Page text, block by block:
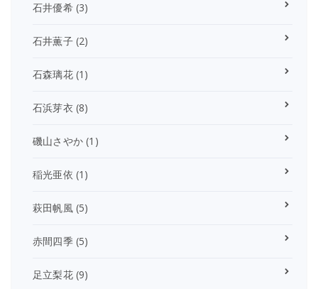
石井優希(3)
石井薫子(2)
石森璃花(1)
石浜芽衣 (8)
磯山さやか (1)
稲光亜依 (1)
萩田帆風(5)
赤間四季(5)
足立梨花(9)